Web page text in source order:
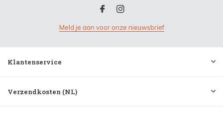
Meld je aan voor onze nieuwsbrief
Klantenservice
Verzendkosten (NL)